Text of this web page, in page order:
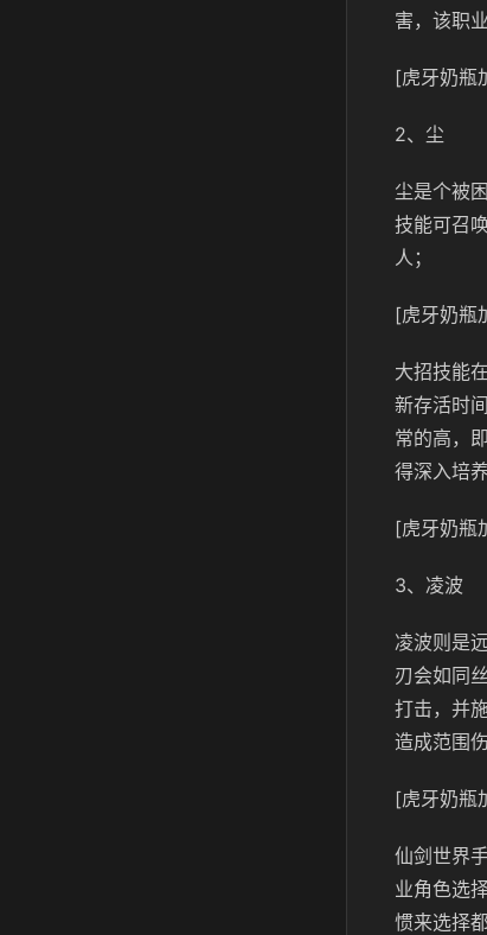
害，该职
[虎牙奶瓶
2、尘
尘是个被
技能可召
人；
[虎牙奶瓶
大招技能
新存活时
常的高，
得深入培
[虎牙奶瓶
3、凌波
凌波则是
刃会如同
打击，并
造成范围
[虎牙奶瓶
仙剑世界
业角色选
惯来选择